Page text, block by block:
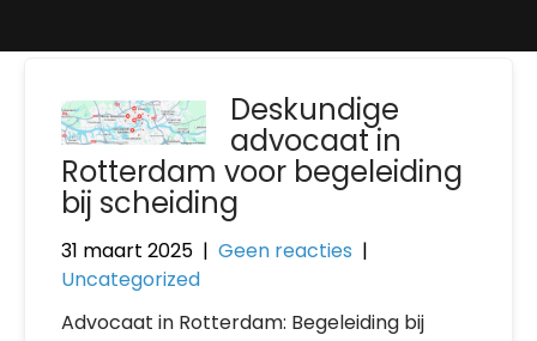
Deskundige
advocaat in
Rotterdam voor begeleiding
bij scheiding
31 maart 2025 | Geen reacties |
Uncategorized
Advocaat in Rotterdam: Begeleiding bij